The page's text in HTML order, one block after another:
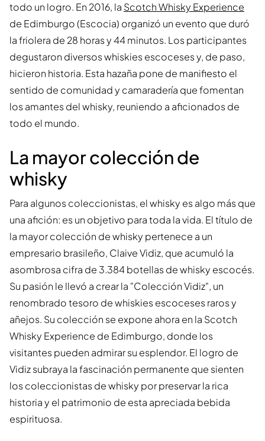
todo un logro. En 2016, la Scotch Whisky Experience
de Edimburgo (Escocia) organizó un evento que duró
la friolera de 28 horas y 44 minutos. Los participantes
degustaron diversos whiskies escoceses y, de paso,
hicieron historia. Esta hazaña pone de manifiesto el
sentido de comunidad y camaradería que fomentan
los amantes del whisky, reuniendo a aficionados de
todo el mundo.
La mayor colección de
whisky
Para algunos coleccionistas, el whisky es algo más que
una afición: es un objetivo para toda la vida. El título de
la mayor colección de whisky pertenece a un
empresario brasileño, Claive Vidiz, que acumuló la
asombrosa cifra de 3.384 botellas de whisky escocés.
Su pasión le llevó a crear la "Colección Vidiz", un
renombrado tesoro de whiskies escoceses raros y
añejos. Su colección se expone ahora en la Scotch
Whisky Experience de Edimburgo, donde los
visitantes pueden admirar su esplendor. El logro de
Vidiz subraya la fascinación permanente que sienten
los coleccionistas de whisky por preservar la rica
historia y el patrimonio de esta apreciada bebida
espirituosa.